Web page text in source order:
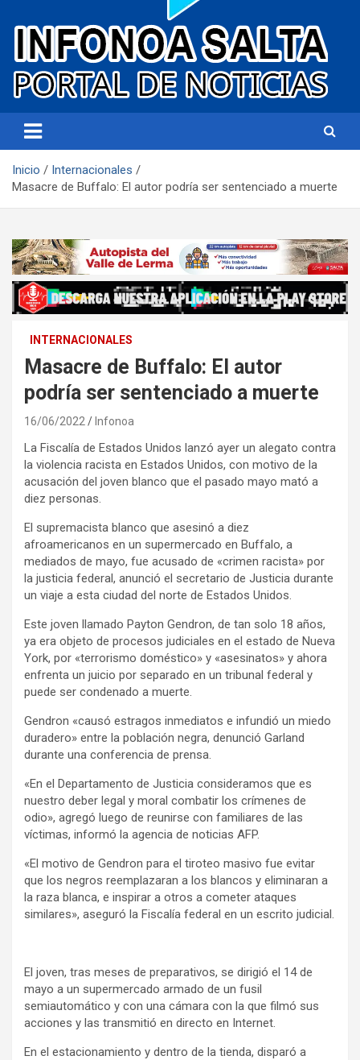
Infonoa Salta
Inicio
Internacionales
Masacre de Buffalo: El autor podría ser sentenciado a muerte
INTERNACIONALES
Masacre de Buffalo: El autor
podría ser sentenciado a muerte
16/06/2022 Infonoa
La Fiscalía de Estados Unidos lanzó ayer un alegato contra
la violencia racista en Estados Unidos, con motivo de la
acusación del joven blanco que el pasado mayo mató a
diez personas.
El supremacista blanco que asesinó a diez
afroamericanos en un supermercado en Buffalo, a
mediados de mayo, fue acusado de «crimen racista» por
la justicia federal, anunció el secretario de Justicia durante
un viaje a esta ciudad del norte de Estados Unidos.
Este joven llamado Payton Gendron, de tan solo 18 años,
ya era objeto de procesos judiciales en el estado de Nueva
York, por «terrorismo doméstico» y «asesinatos» y ahora
enfrenta un juicio por separado en un tribunal federal y
puede ser condenado a muerte.
Gendron «causó estragos inmediatos e infundió un miedo
duradero» entre la población negra, denunció Garland
durante una conferencia de prensa.
«En el Departamento de Justicia consideramos que es
nuestro deber legal y moral combatir los crímenes de
odio», agregó luego de reunirse con familiares de las
víctimas, informó la agencia de noticias AFP.
«El motivo de Gendron para el tiroteo masivo fue evitar
que los negros reemplazaran a los blancos y eliminaran a
la raza blanca, e inspirar a otros a cometer ataques
similares», aseguró la Fiscalía federal en un escrito judicial.
El joven, tras meses de preparativos, se dirigió el 14 de
mayo a un supermercado armado de un fusil
semiautomático y con una cámara con la que filmó sus
acciones y las transmitió en directo en Internet.
En el estacionamiento y dentro de la tienda, disparó a